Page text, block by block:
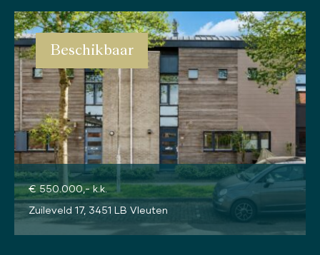
Beschikbaar
€ 550.000,- k.k.
Zuileveld 17, 3451 LB Vleuten